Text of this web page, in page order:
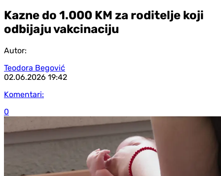
Kazne do 1.000 KM za roditelje koji
odbijaju vakcinaciju
Autor:
Teodora Begović
02.06.2026 19:42
Komentari:
0